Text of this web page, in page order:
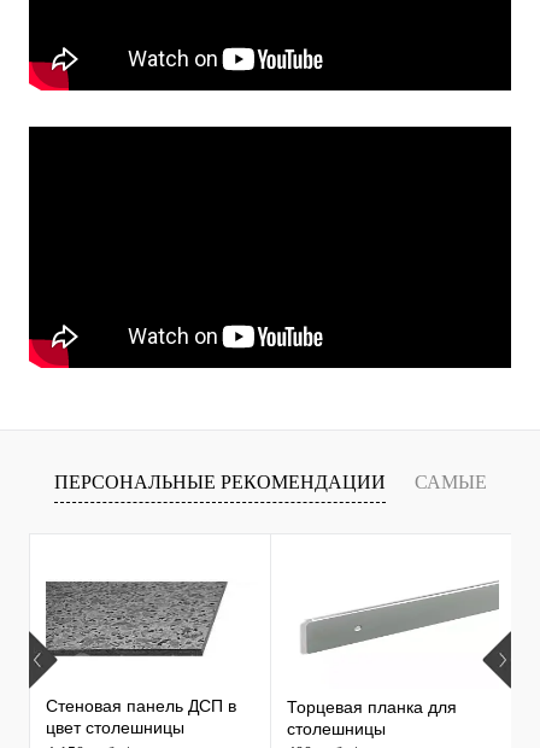
ПЕРСОНАЛЬНЫЕ РЕКОМЕНДАЦИИ САМЫЕ
ПРОДАВАЕМЫЕ ТОВАРЫ
Стеновая панель ДСП в
цвет столешницы
Торцевая планка для
столешницы